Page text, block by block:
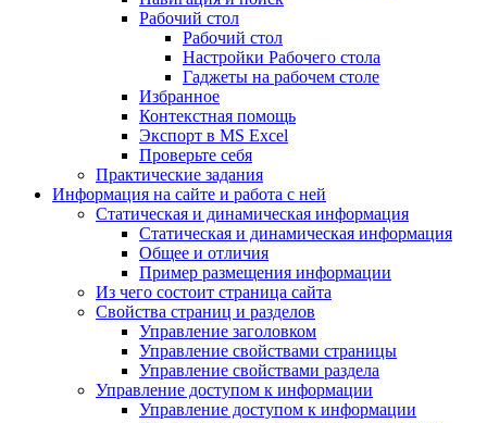
Рабочий стол
Рабочий стол
Настройки Рабочего стола
Гаджеты на рабочем столе
Избранное
Контекстная помощь
Экспорт в MS Excel
Проверьте себя
Практические задания
Информация на сайте и работа с ней
Статическая и динамическая информация
Статическая и динамическая информация
Общее и отличия
Пример размещения информации
Из чего состоит страница сайта
Свойства страниц и разделов
Управление заголовком
Управление свойствами страницы
Управление свойствами раздела
Управление доступом к информации
Управление доступом к информации